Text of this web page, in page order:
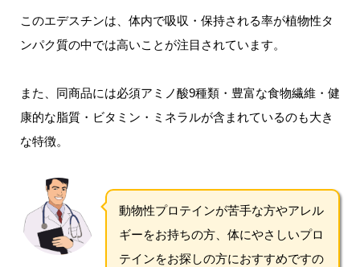
このエデスチンは、体内で吸収・保持される率が植物性タ
ンパク質の中では高いことが注目されています。
また、同商品には必須アミノ酸9種類・豊富な食物繊維・健
康的な脂質・ビタミン・ミネラルが含まれているのも大き
な特徴。
動物性プロテインが苦手な方やアレル
ギーをお持ちの方、体にやさしいプロ
テインをお探しの方におすすめですの